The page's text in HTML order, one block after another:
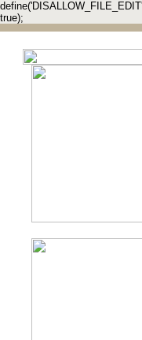
true);